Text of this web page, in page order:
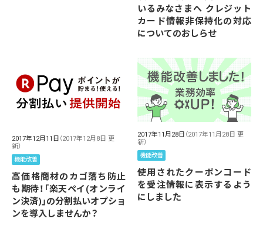
いるみなさまへ クレジット
カード情報非保持化の対応
についてのおしらせ
2017年12月11日 （2017年12月8日 更
新）
機能改善
高価格商材のカゴ落ち防止
も期待！「楽天ペイ(オンライ
ン決済)」の分割払いオプショ
ンを導入しませんか？
2017年11月28日 （2017年11月28日 更
新）
機能改善
使用されたクーポンコード
を受注情報に表示するよう
にしました